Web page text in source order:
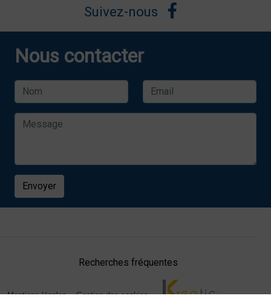
Suivez-nous
Nous contacter
Envoyer
Recherches fréquentes
Mentions légales Gestion des cookies